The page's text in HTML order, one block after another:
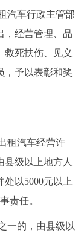
车行政主管部
，经营管理、品
救死扶伤、见义
，予以表彰和奖
租汽车经营许
级以上地方人
以5000元以上
责任。
的，由县级以